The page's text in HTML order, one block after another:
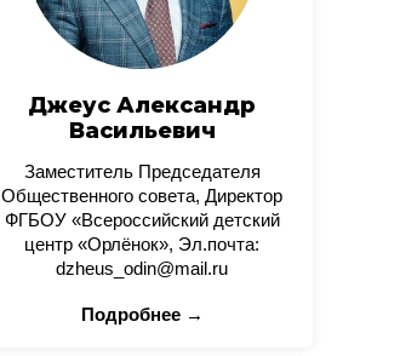
Джеус Александр
Васильевич
Заместитель Председателя
Общественного совета, Директор
ФГБОУ «Всероссийский детский
центр «Орлёнок», Эл.почта:
dzheus_odin@mail.ru
Подробнее →